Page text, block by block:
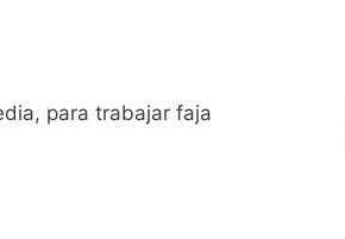
para trabajar faja